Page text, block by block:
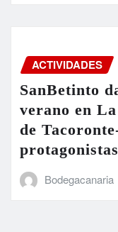
ACTIVIDADES
SanBetinto
verano en
de
protagonistas
Bodegacanaria